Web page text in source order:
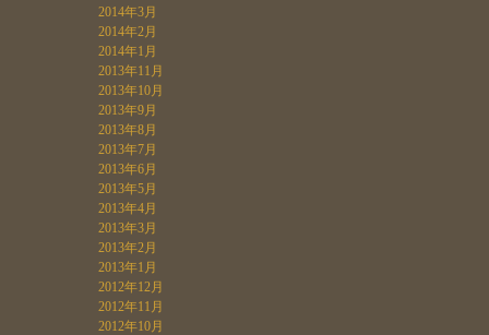
2014年3月
2014年2月
2014年1月
2013年11月
2013年10月
2013年9月
2013年8月
2013年7月
2013年6月
2013年5月
2013年4月
2013年3月
2013年2月
2013年1月
2012年12月
2012年11月
2012年10月